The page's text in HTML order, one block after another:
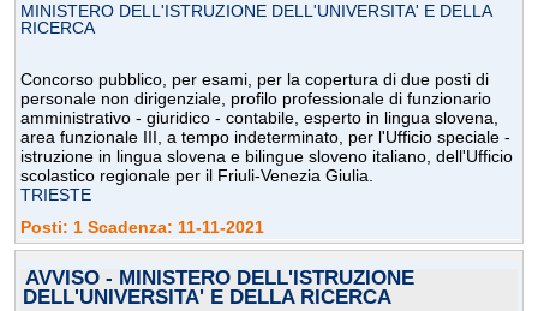
MINISTERO DELL'ISTRUZIONE DELL'UNIVERSITA' E DELLA
RICERCA
Concorso pubblico, per esami, per la copertura di due posti di
personale non dirigenziale, profilo professionale di funzionario
amministrativo - giuridico - contabile, esperto in lingua slovena,
area funzionale III, a tempo indeterminato, per l'Ufficio speciale -
istruzione in lingua slovena e bilingue sloveno italiano, dell'Ufficio
scolastico regionale per il Friuli-Venezia Giulia.
TRIESTE
Posti: 1 Scadenza: 11-11-2021
AVVISO - MINISTERO DELL'ISTRUZIONE
DELL'UNIVERSITA' E DELLA RICERCA